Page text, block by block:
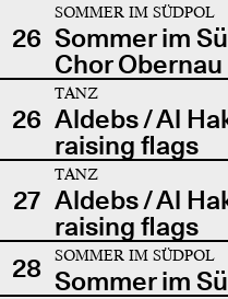
26
SOMMER IM SÜDPOL
Sommer im
Chor Obernau
26
TANZ
Aldebs / Al
raising flags
27
TANZ
Aldebs / Al
raising flags
28
SOMMER IM SÜDPOL
Sommer im